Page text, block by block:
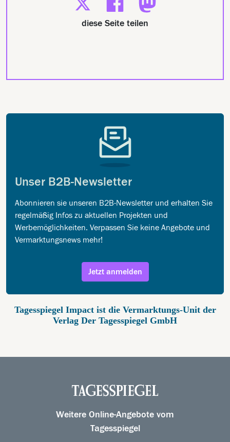
diese Seite teilen
Unser B2B-Newsletter
Abonnieren sie unseren B2B-Newsletter und erhalten Sie
regelmäßig Infos zu aktuellen Projekten und
Werbemöglichkeiten. Verpassen Sie keine Angebote und
Vermarktungsnews mehr!
Jetzt anmelden
Tagesspiegel Impact ist die Vermarktungs-Unit der
Verlag Der Tagesspiegel GmbH
Weitere Online-Angebote vom
Tagesspiegel